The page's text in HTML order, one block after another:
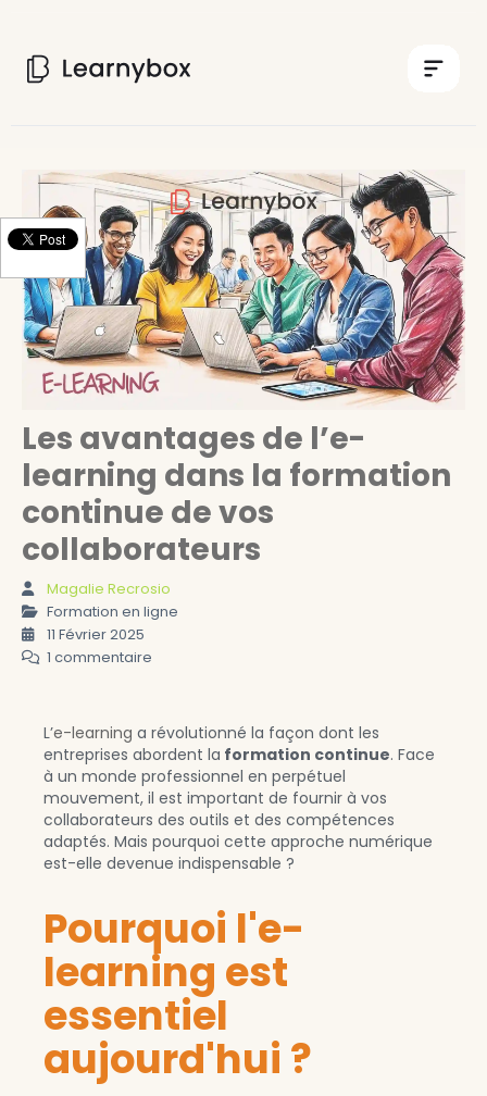
Les avantages de l’e-
learning dans la formation
continue de vos
collaborateurs
Magalie Recrosio
Formation en ligne
11 Février 2025
1 commentaire
L’e-learning a révolutionné la façon dont les
entreprises abordent la formation continue. Face
à un monde professionnel en perpétuel
mouvement, il est important de fournir à vos
collaborateurs des outils et des compétences
adaptés. Mais pourquoi cette approche numérique
est-elle devenue indispensable ?
Pourquoi l'e-
learning est
essentiel
aujourd'hui ?